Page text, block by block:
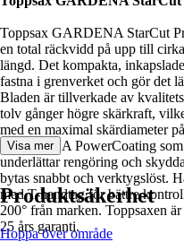
Toppsax GARDENA StarCut
en total räckvidd på upp till
längd. Det kompakta,
fastna i grenverket och gör det
Bladen är tillverkade av
tolv gånger högre skärkraft,
med en maximal skärdiameter
GARDENA PowerCoating
underlättar rengöring och
bytas snabbt och verktygslöst.
med T-handtag för bättre
200° från marken. Toppsaxen
25 års garanti.
Visa mer
Produktsäkerhet
Hoppa över område